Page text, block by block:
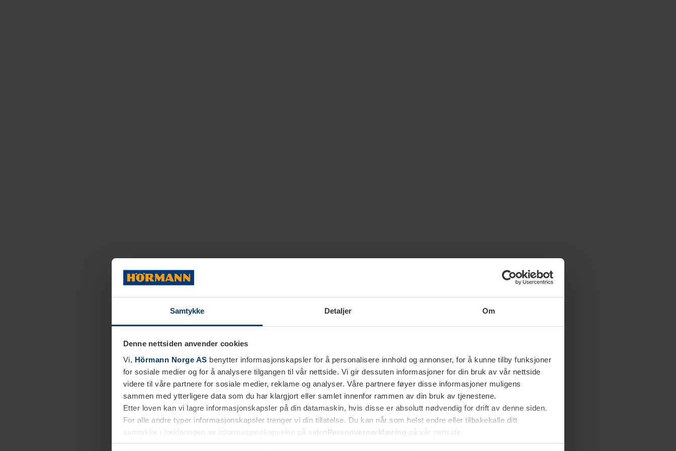
Samtykke Detaljer Om
Denne nettsiden anvender cookies
Vi, Hörmann Norge AS benytter informasjonskapsler for å personalisere innhold og annonser, for å kunne tilby funksjoner
for sosiale medier og for å analysere tilgangen til vår nettside. Vi gir dessuten informasjoner for din bruk av vår nettside
videre til våre partnere for sosiale medier, reklame og analyser. Våre partnere føyer disse informasjoner muligens
sammen med ytterligere data som du har klargjort eller samlet innenfor rammen av din bruk av tjenestene.
Etter loven kan vi lagre informasjonskapsler på din datamaskin, hvis disse er absolutt nødvendig for drift av denne siden.
For alle andre typer informasjonskapsler trenger vi din tillatelse. Du kan når som helst endre eller tilbakekalle ditt
samtykke i forklaringen av informasjonskapselen på sidenPersonvernerklæring på vår nettside.